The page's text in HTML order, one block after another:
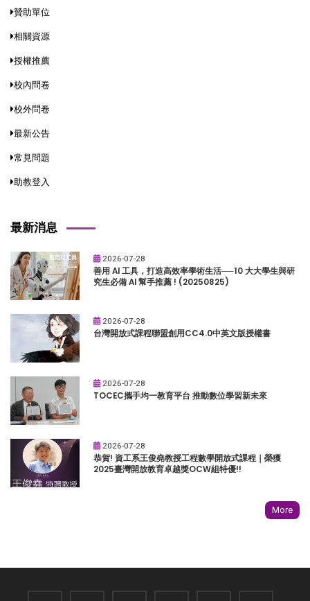
贊助單位
相關資源
授權推薦
校內問卷
校外問卷
最新公告
常見問題
助教登入
最新消息
2026-07-28
善用 AI 工具，打造高效率學術生活──10 大大學生與研
究生必備 AI 幫手推薦 ! (20250825)
2026-07-28
台灣開放式課程聯盟創用CC4.0中英文版授權書
2026-07-28
TOCEC攜手均一教育平台 推動數位學習新未來
2026-07-28
恭賀! 資工系王俊堯教授工程數學開放式課程｜榮獲
2025臺灣開放教育卓越獎OCW組特優!!
More